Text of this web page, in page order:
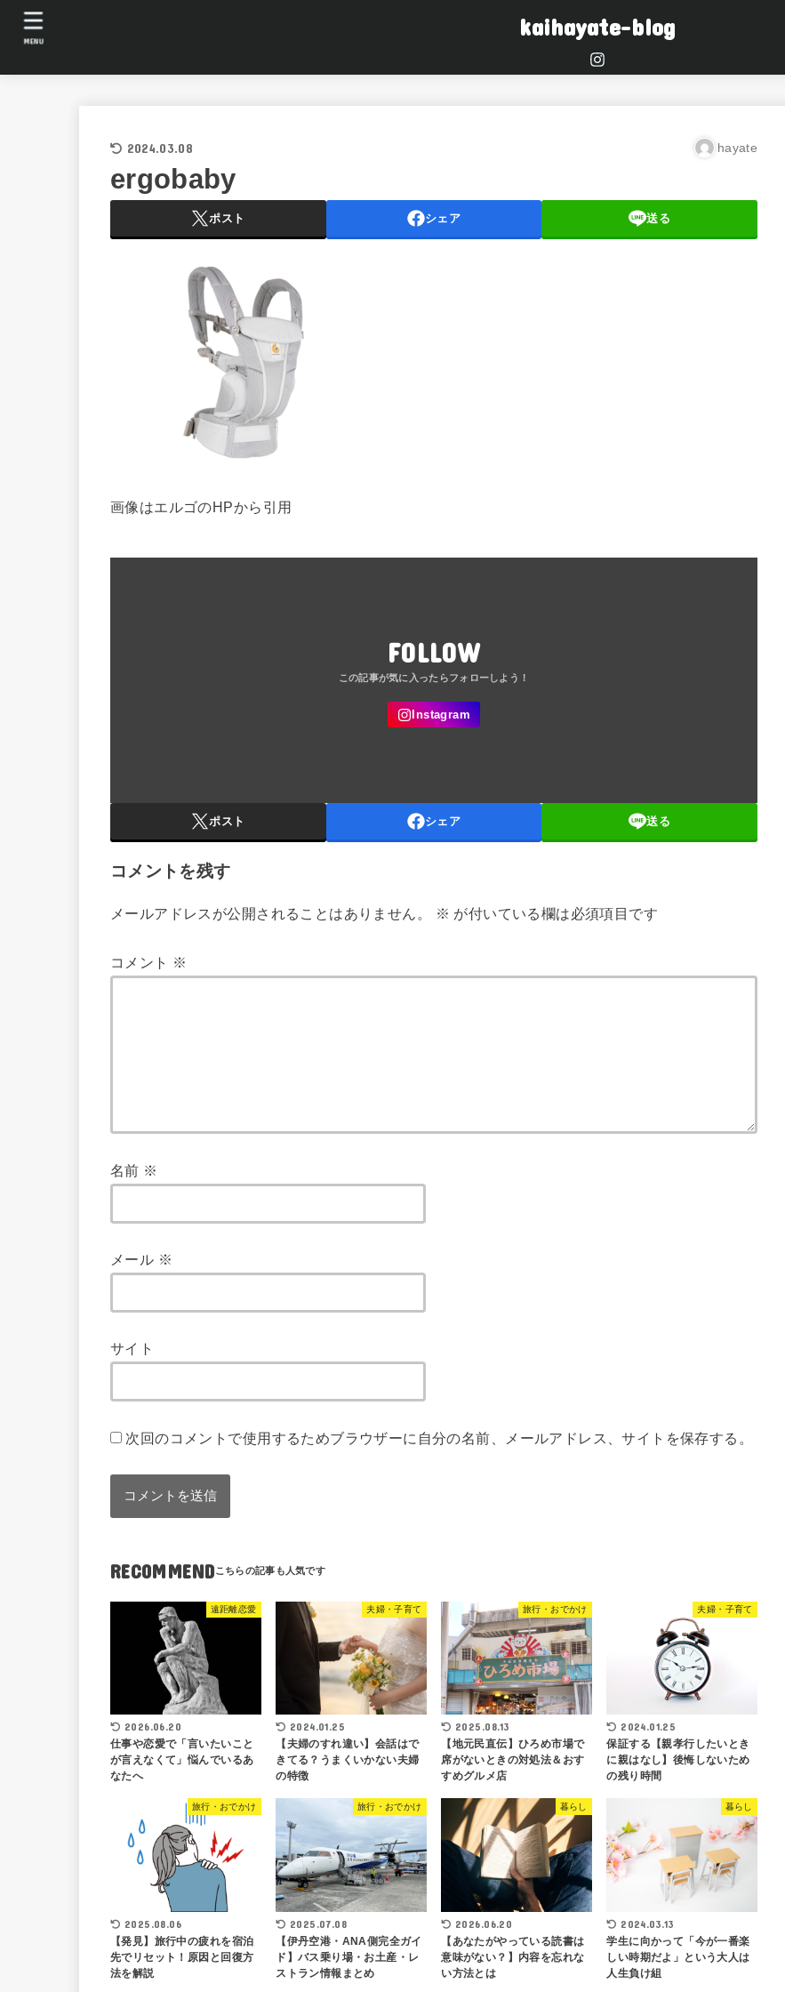
kaihayate-blog
MENU
2024.03.08 hayate
ergobaby
ポスト シェア 送る
画像はエルゴのHPから引用
FOLLOW
ポスト シェア 送る
コメントを残す
メールアドレスが公開されることはありません。 ※ が付いている欄は必須項目です
コメント ※
名前 ※
メール ※
サイト
次回のコメントで使用するためブラウザーに自分の名前、メールアドレス、サイトを保存する。
RECOMMEND
遠距離恋愛
2026.06.20
仕事や恋愛で「言いたいこと
が言えなくて」悩んでいるあ
なたへ
夫婦・子育て
2024.01.25
【夫婦のすれ違い】会話はで
きてる？うまくいかない夫婦
の特徴
旅行・おでかけ
2025.08.13
【地元民直伝】ひろめ市場で
席がないときの対処法＆おす
すめグルメ店
夫婦・子育て
2024.01.25
保証する【親孝行したいとき
に親はなし】後悔しないため
の残り時間
旅行・おでかけ
2025.08.06
【発見】旅行中の疲れを宿泊
先でリセット！原因と回復方
法を解説
旅行・おでかけ
2025.07.08
【伊丹空港・ANA側完全ガイ
ド】バス乗り場・お土産・レ
ストラン情報まとめ
暮らし
2026.06.20
【あなたがやっている読書は
意味がない？】内容を忘れな
い方法とは
暮らし
2024.03.13
学生に向かって「今が一番楽
しい時期だよ」という大人は
人生負け組